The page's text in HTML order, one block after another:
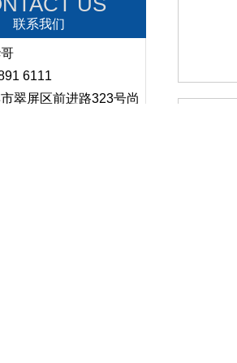
联系我们
6111
翠屏区前进路323号尚